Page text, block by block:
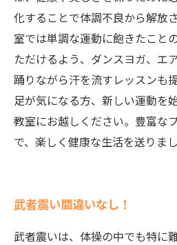
化することで体調不良から解放
室では単調な運動に飽きたこと
ただけるよう、ダンスヨガ、エ
踊りながら汗を流すレッスンも
足が気になる方、新しい運動を
教室にお越しください。豊富な
で、楽しく健康な生活を送りま
武者震い間違いなし！
武者震いは、体操の中でも特に